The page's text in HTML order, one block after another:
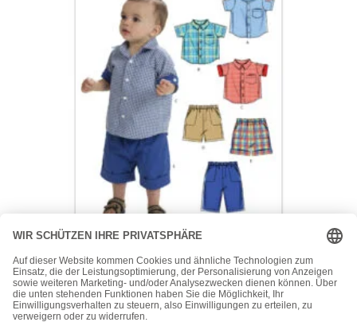
McCall's
McCall’s Schnittmuster M6016 – Kombination – Shirts und
Shorts